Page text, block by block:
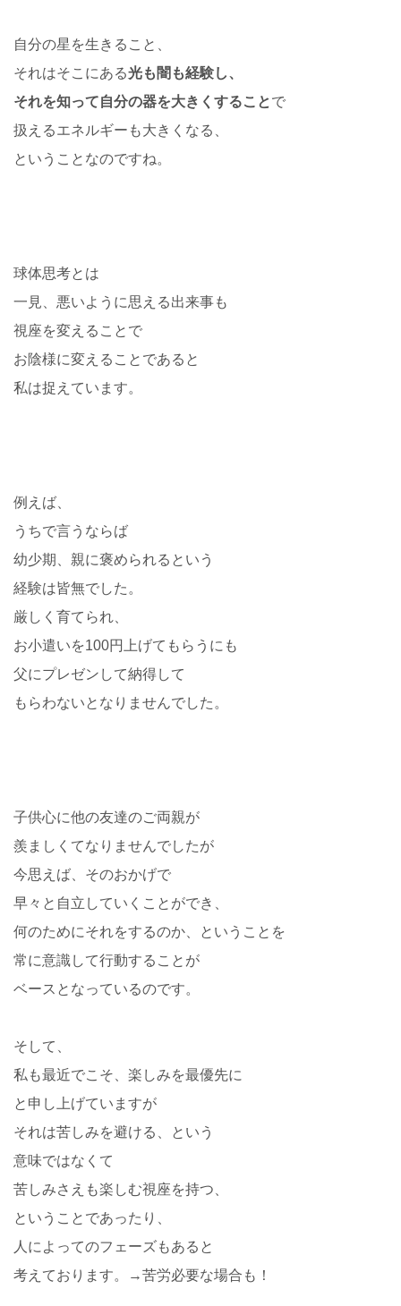
自分の星を生きること、
それはそこにある光も闇も経験し、
それを知って自分の器を大きくすることで
扱えるエネルギーも大きくなる、
ということなのですね。
球体思考とは
一見、悪いように思える出来事も
視座を変えることで
お陰様に変えることであると
私は捉えています。
例えば、
うちで言うならば
幼少期、親に褒められるという
経験は皆無でした。
厳しく育てられ、
お小遣いを100円上げてもらうにも
父にプレゼンして納得して
もらわないとなりませんでした。
子供心に他の友達のご両親が
羨ましくてなりませんでしたが
今思えば、そのおかげで
早々と自立していくことができ、
何のためにそれをするのか、ということを
常に意識して行動することが
ベースとなっているのです。
そして、
私も最近でこそ、楽しみを最優先に
と申し上げていますが
それは苦しみを避ける、という
意味ではなくて
苦しみさえも楽しむ視座を持つ、
ということであったり、
人によってのフェーズもあると
考えております。→苦労必要な場合も！